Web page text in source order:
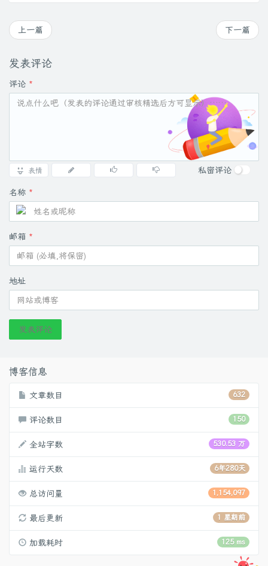
下一篇
上一篇
发表评论
评论 *
表情 私密评论
名称 *
邮箱 *
地址
发表评论
博客信息
632
文章数目
150
评论数目
530.53 万
全站字数
6年280天
运行天数
1,154,097
总访问量
1 星期前
最后更新
125 ms
加载耗时